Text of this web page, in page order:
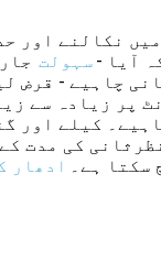
نکالنے اور
آیا - سہولت
چاہیے - قرض
پر زیادہ سے
کی مدت
سکتا ہے۔ ادھار